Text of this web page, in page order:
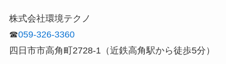
株式会社環境テクノ
☎059-326-3360
四日市市高角町2728-1（近鉄高角駅から徒歩5分）